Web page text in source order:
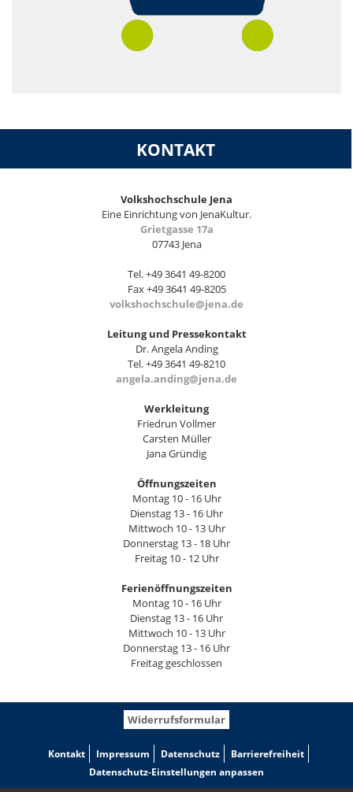
KONTAKT
Volkshochschule Jena
Eine Einrichtung von JenaKultur.
Grietgasse 17a
07743 Jena
Tel. +49 3641 49-8200
Fax +49 3641 49-8205
volkshochschule@jena.de
Leitung und Pressekontakt
Dr. Angela Anding
Tel. +49 3641 49-8210
angela.anding@jena.de
Werkleitung
Friedrun Vollmer
Carsten Müller
Jana Gründig
Öffnungszeiten
Montag 10 - 16 Uhr
Dienstag 13 - 16 Uhr
Mittwoch 10 - 13 Uhr
Donnerstag 13 - 18 Uhr
Freitag 10 - 12 Uhr
Ferienöffnungszeiten
Montag 10 - 16 Uhr
Dienstag 13 - 16 Uhr
Mittwoch 10 - 13 Uhr
Donnerstag 13 - 16 Uhr
Freitag geschlossen
Widerrufsformular
Kontakt Impressum Datenschutz
Barrierefreiheit
Datenschutz-Einstellungen anpassen